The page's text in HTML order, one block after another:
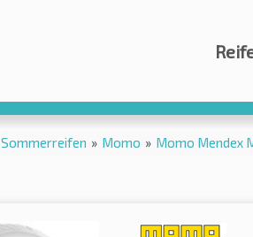
Sommerreifen » Momo » Momo Mendex